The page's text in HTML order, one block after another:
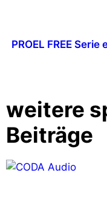
PROEL FREE
weitere
Beiträge